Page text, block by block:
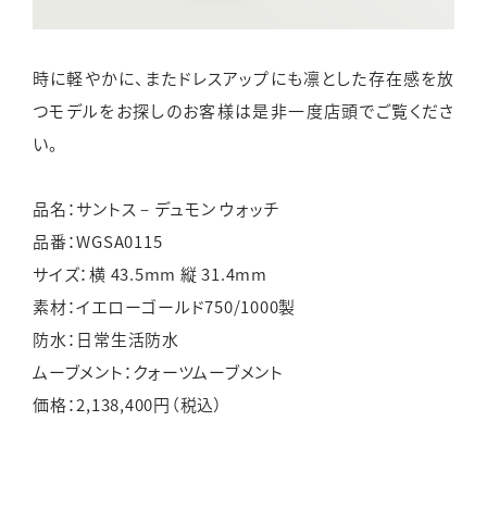
時に軽やかに、またドレスアップにも凛とした存在感を放
つモデルをお探しのお客様は是非一度店頭でご覧くださ
い。
品名：サントス – デュモン ウォッチ
品番：WGSA0115
サイズ：横 43.5mm 縦 31.4mm
素材：イエローゴールド750/1000製
防水：日常生活防水
ムーブメント：クォーツムーブメント
価格：2,138,400円（税込）